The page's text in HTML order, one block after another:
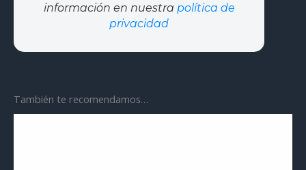
información en nuestra política de
privacidad
También te recomendamos…